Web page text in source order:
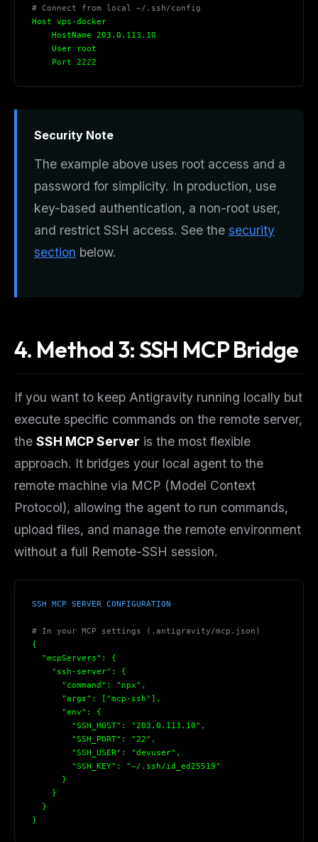
# Connect from local ~/.ssh/config
Host vps-docker
HostName 203.0.113.10
User root
Port 2222
Security Note
The example above uses root access and a
password for simplicity. In production, use
key-based authentication, a non-root user,
and restrict SSH access. See the security
section below.
4. Method 3: SSH MCP Bridge
If you want to keep Antigravity running locally but
execute specific commands on the remote server,
the SSH MCP Server is the most flexible
approach. It bridges your local agent to the
remote machine via MCP (Model Context
Protocol), allowing the agent to run commands,
upload files, and manage the remote environment
without a full Remote-SSH session.
SSH MCP SERVER CONFIGURATION
# In your MCP settings (.antigravity/mcp.json)
{
"mcpServers": {
"ssh-server": {
"command": "npx",
"args": ["mcp-ssh"],
"env": {
"SSH_HOST": "203.0.113.10",
"SSH_PORT": "22",
"SSH_USER": "devuser",
"SSH_KEY": "~/.ssh/id_ed25519"
}
}
}
}